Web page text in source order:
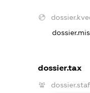
dossier.tax